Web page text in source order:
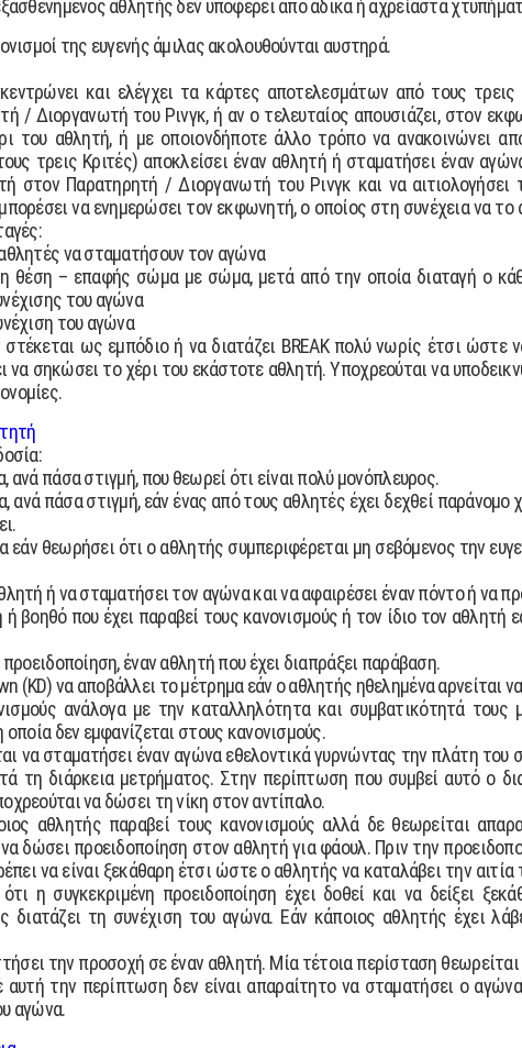
αθλητής δεν υποφέρει από άδικα ή αχρείαστα
της ευγενής άµιλας ακολουθούνται αυστηρά.
και ελέγχει τα κάρτες αποτελεσµάτων από τους
/ ∆ιοργανωτή του Ρινγκ, ή αν ο τελευταίος απουσιάζει, στον
του αθλητή, ή µε οποιονδήποτε άλλο τρόπο να ανακοινώνει
τρεις Κριτές) αποκλείσει έναν αθλητή ή σταµατήσει έναν
στον Παρατηρητή / ∆ιοργανωτή του Ρινγκ και να
να ενηµερώσει τον εκφωνητή, ο οποίος στη συνέχεια να το
να σταµατήσουν τον αγώνα
θέση – επαφής σώµα µε σώµα, µετά από την οποία διαταγή ο
του αγώνα
του αγώνα
ως εµπόδιο ή να διατάζει BREAK πολύ νωρίς έτσι
να σηκώσει το χέρι του εκάστοτε αθλητή. Υποχρεούται να
ανά πάσα στιγµή, που θεωρεί ότι είναι πολύ µονόπλευρος.
ανά πάσα στιγµή, εάν ένας από τους αθλητές έχει δεχθεί
εάν θεωρήσει ότι ο αθλητής συµπεριφέρεται µη σεβόµενος την
ή να σταµατήσει τον αγώνα και να αφαιρέσει έναν πόντο ή να
βοηθό που έχει παραβεί τους κανονισµούς ή τον ίδιο τον
έναν αθλητή που έχει διαπράξει παράβαση.
(KD) να αποβάλλει το µέτρηµα εάν ο αθλητής ηθεληµένα αρνείται
ανάλογα µε την καταλληλότητα και συµβατικότητά
οποία δεν εµφανίζεται στους κανονισµούς.
να σταµατήσει έναν αγώνα εθελοντικά γυρνώντας την πλάτη
τη διάρκεια µετρήµατος. Στην περίπτωση που συµβεί αυτό ο
να δώσει τη νίκη στον αντίπαλο.
αθλητής παραβεί τους κανονισµούς αλλά δε θεωρείται
δώσει προειδοποίηση στον αθλητή για φάουλ. Πριν την
να είναι ξεκάθαρη έτσι ώστε ο αθλητής να καταλάβει την
η συγκεκριµένη προειδοποίηση έχει δοθεί και να δείξει
διατάζει τη συνέχιση του αγώνα. Εάν κάποιος αθλητής έχει
την προσοχή σε έναν αθλητή. Μία τέτοια περίσταση
την περίπτωση δεν είναι απαραίτητο να σταµατήσει ο
αγώνα.